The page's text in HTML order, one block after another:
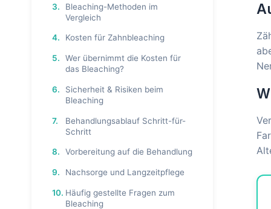
3.
Bleaching-Methoden im
Vergleich
4. Kosten für Zahnbleaching
5.
Wer übernimmt die Kosten für
das Bleaching?
6.
Sicherheit & Risiken beim
Bleaching
7.
Behandlungsablauf Schritt-für-
Schritt
8. Vorbereitung auf die Behandlung
9. Nachsorge und Langzeitpflege
10. Häufig gestellte Fragen zum
Bleaching